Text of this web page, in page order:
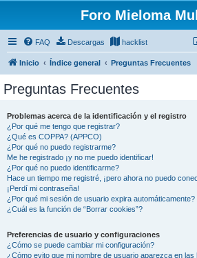
Foro Mieloma
FAQ Descargas hacklist
Inicio Índice general Preguntas Frecuentes
Preguntas Frecuentes
Problemas acerca de la identificación y el registro
¿Por qué me tengo que registrar?
¿Qué es COPPA? (APPCO)
¿Por qué no puedo registrarme?
Me he registrado ¡y no me puedo identificar!
¿Por qué no puedo identificarme?
Hace un tiempo me registré, ¡pero ahora no puedo
¡Perdí mi contraseña!
¿Por qué mi sesión de usuario expira automáticamente?
¿Cuál es la función de “Borrar cookies”?
Preferencias de usuario y configuraciones
¿Cómo se puede cambiar mi configuración?
¿Cómo evito que mi nombre de usuario aparezca en